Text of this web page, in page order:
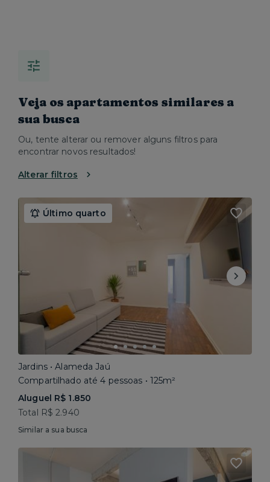
Veja os apartamentos similares a
sua busca
Ou, tente alterar ou remover alguns filtros para
encontrar novos resultados!
Alterar filtros
Último quarto
Jardins • Alameda Jaú
Compartilhado até 4 pessoas • 125m²
Aluguel R$ 1.850
Total R$ 2.940
Similar a sua busca